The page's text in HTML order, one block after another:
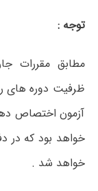
توجه :
مطابق مقررات
ظرفیت دوره های
آزمون اختصاص
خواهد بود که در
خواهد شد .